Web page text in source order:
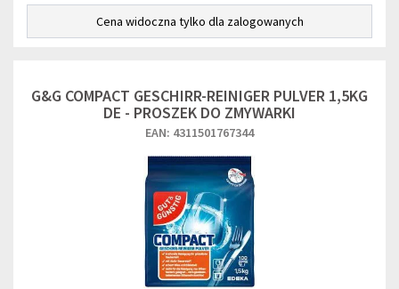
Cena widoczna tylko dla zalogowanych
G&G COMPACT GESCHIRR-REINIGER PULVER 1,5KG
DE - PROSZEK DO ZMYWARKI
EAN: 4311501767344